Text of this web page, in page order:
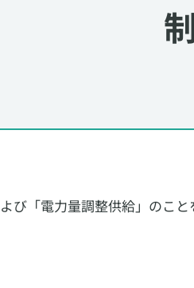
び「電力量調整供給」のこ